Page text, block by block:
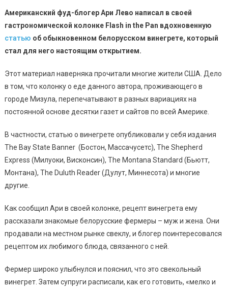
Американский фуд-блогер Ари Лево написал в своей
гастрономической колонке Flash in the Pan вдохновенную
статью об обыкновенном белорусском винегрете, который
стал для него настоящим открытием.
Этот материал наверняка прочитали многие жители США. Дело
в том, что колонку о еде данного автора, проживающего в
городе Мизула, перепечатывают в разных вариациях на
постоянной основе десятки газет и сайтов по всей Америке.
В частности, статью о винегрете опубликовали у себя издания
The Bay State Banner (Бостон, Массачусетс), The Shepherd
Express (Милуоки, Висконсин), The Montana Standard (Бьютт,
Монтана), The Duluth Reader (Дулут, Миннесота) и многие
другие.
Как сообщил Ари в своей колонке, рецепт винегрета ему
рассказали знакомые белорусские фермеры – муж и жена. Они
продавали на местном рынке свеклу, и блогер поинтересовался
рецептом их любимого блюда, связанного с ней.
Фермер широко улыбнулся и пояснил, что это свекольный
винегрет. Затем супруги расписали, как его готовить, «мелко и